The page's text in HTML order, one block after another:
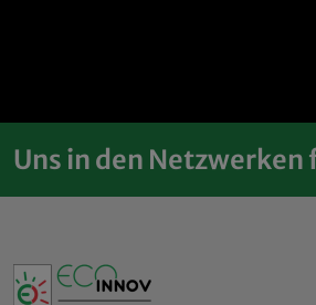
Uns in den Netzwerken